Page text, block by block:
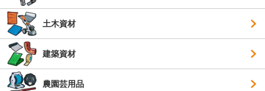
土木資材
建築資材
農園芸用品